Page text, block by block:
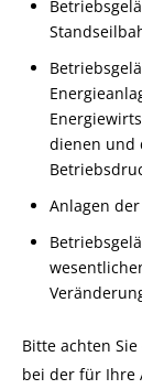
dienen und
Anlagen
Bitte achten
bei der für Ihre